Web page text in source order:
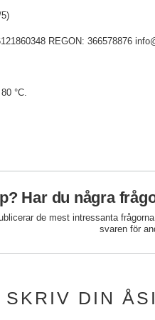
REGON: 366578876
°C.
Har du några
de mest intressanta
svaren för
SKRIV DIN